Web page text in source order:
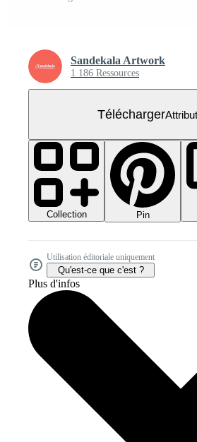
Sandekala Artwork
1 186 Ressources
Télécharger
Collection Pin
Utilisation éditoriale uniquement
Qu'est-ce que c'est ?
Plus d'infos